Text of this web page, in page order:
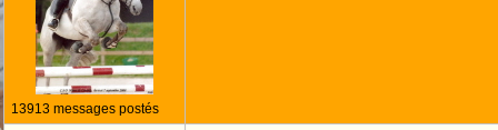
13913 messages postés